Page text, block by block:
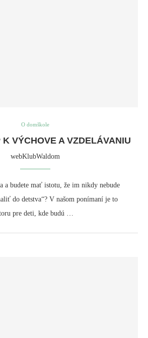
O domškole
K VÝCHOVE A VZDELÁVANIU
webKlubWaldom
a budete mať istotu, že im nikdy nebude
do detstva“? V našom ponímaní je to
pre deti, kde budú …